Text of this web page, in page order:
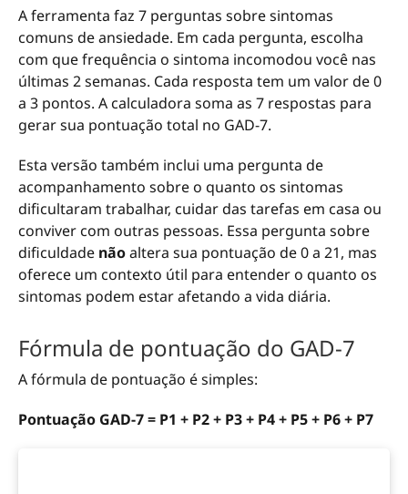
A ferramenta faz 7 perguntas sobre sintomas
comuns de ansiedade. Em cada pergunta, escolha
com que frequência o sintoma incomodou você nas
últimas 2 semanas. Cada resposta tem um valor de 0
a 3 pontos. A calculadora soma as 7 respostas para
gerar sua pontuação total no GAD-7.
Esta versão também inclui uma pergunta de
acompanhamento sobre o quanto os sintomas
dificultaram trabalhar, cuidar das tarefas em casa ou
conviver com outras pessoas. Essa pergunta sobre
dificuldade nãoaltera sua pontuação de 0 a 21, mas
oferece um contexto útil para entender o quanto os
sintomas podem estar afetando a vida diária.
Fórmula de pontuação do GAD-7
A fórmula de pontuação é simples:
Pontuação GAD-7 = P1 + P2 + P3 + P4 + P5 + P6 + P7